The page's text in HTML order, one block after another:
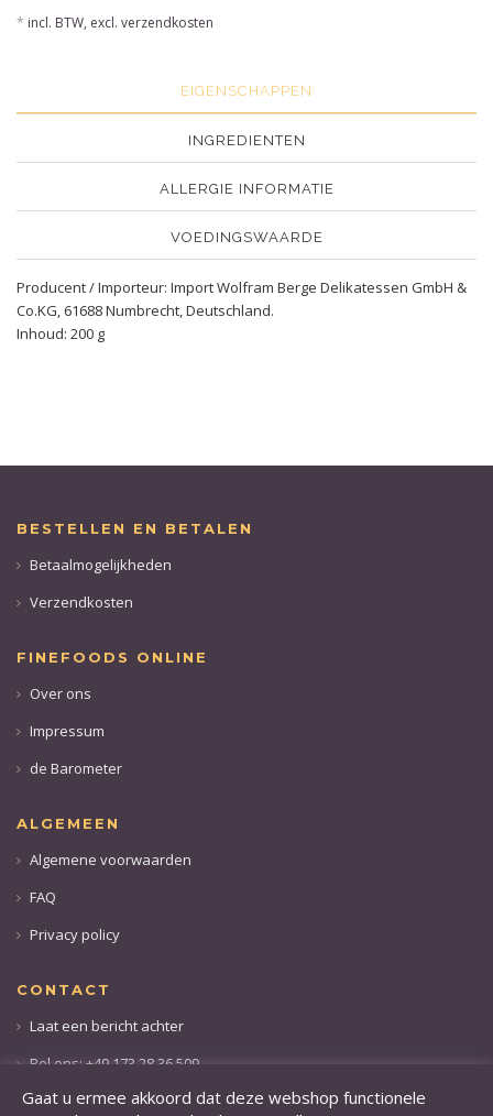
* incl. BTW, excl. verzendkosten
EIGENSCHAPPEN
INGREDIENTEN
ALLERGIE INFORMATIE
VOEDINGSWAARDE
Producent / Importeur: Import Wolfram Berge Delikatessen GmbH &
Co.KG, 61688 Numbrecht, Deutschland.
Inhoud: 200 g
BESTELLEN EN BETALEN
Betaalmogelijkheden
Verzendkosten
FINEFOODS ONLINE
Over ons
Impressum
de Barometer
ALGEMEEN
Algemene voorwaarden
FAQ
Privacy policy
CONTACT
Laat een bericht achter
Bel ons: +49 173 28 36 509
Gaat u ermee akkoord dat deze webshop functionele